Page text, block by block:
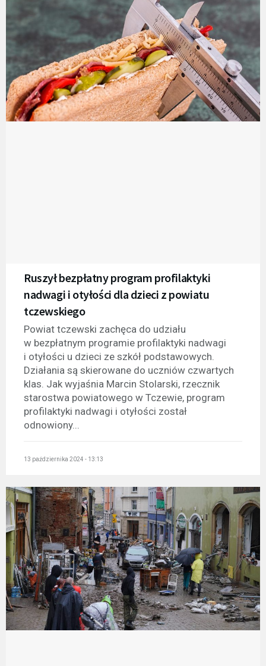
Ruszył bezpłatny program profilaktyki
nadwagi i otyłości dla dzieci z powiatu
tczewskiego
Powiat tczewski zachęca do udziału
w bezpłatnym programie profilaktyki nadwagi
i otyłości u dzieci ze szkół podstawowych.
Działania są skierowane do uczniów czwartych
klas. Jak wyjaśnia Marcin Stolarski, rzecznik
starostwa powiatowego w Tczewie, program
profilaktyki nadwagi i otyłości został
odnowiony...
13 października 2024 - 13:13